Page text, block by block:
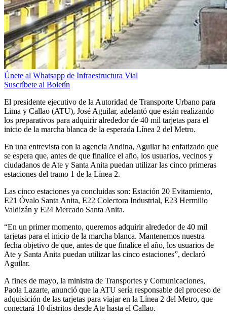
Únete al Whatsapp de Infraestructura Vial
Suscríbete al Boletín
El presidente ejecutivo de la Autoridad de Transporte Urbano para
Lima y Callao (ATU), José Aguilar, adelantó que están realizando
los preparativos para adquirir alrededor de 40 mil tarjetas para el
inicio de la marcha blanca de la esperada Línea 2 del Metro.
En una entrevista con la agencia Andina, Aguilar ha enfatizado que
se espera que, antes de que finalice el año, los usuarios, vecinos y
ciudadanos de Ate y Santa Anita puedan utilizar las cinco primeras
estaciones del tramo 1 de la Línea 2.
Las cinco estaciones ya concluidas son: Estación 20 Evitamiento,
E21 Óvalo Santa Anita, E22 Colectora Industrial, E23 Hermilio
Valdizán y E24 Mercado Santa Anita.
“En un primer momento, queremos adquirir alrededor de 40 mil
tarjetas para el inicio de la marcha blanca. Mantenemos nuestra
fecha objetivo de que, antes de que finalice el año, los usuarios de
Ate y Santa Anita puedan utilizar las cinco estaciones”, declaró
Aguilar.
A fines de mayo, la ministra de Transportes y Comunicaciones,
Paola Lazarte, anunció que la ATU sería responsable del proceso de
adquisición de las tarjetas para viajar en la Línea 2 del Metro, que
conectará 10 distritos desde Ate hasta el Callao.